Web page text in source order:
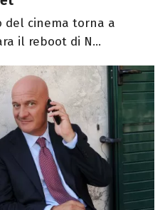
del cinema torna a
il reboot di N...